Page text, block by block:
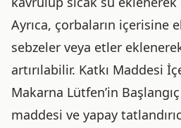
Ayrıca, çorbaların içerisine
sebzeler veya etler
artırılabilir. Katkı Maddesi
Makarna Lütfen’in
maddesi ve yapay